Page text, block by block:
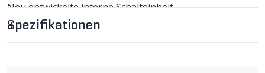
Neu entwickelte interne Schalteinheit
Grössere Griffweite
Leichterer Zugang zum inneren Schaltzug
Spezifikationen